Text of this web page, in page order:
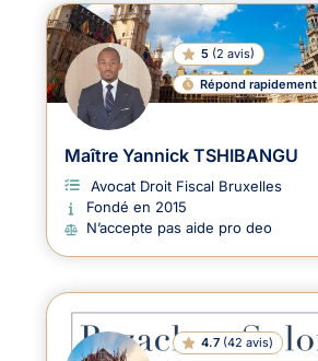
5 (2 avis)
Répond rapidement
Maître Yannick TSHIBANGU
Avocat Droit Fiscal Bruxelles
Fondé en 2015
N’accepte pas aide pro deo
4.7 (42 avis)